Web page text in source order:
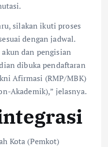
silakan ikuti proses
dengan jadwal.
dan pengisian
dibuka pendaftaran
Afirmasi (RMP/MBK)
Akademik),” jelasnya.
Kota (Pemkot)